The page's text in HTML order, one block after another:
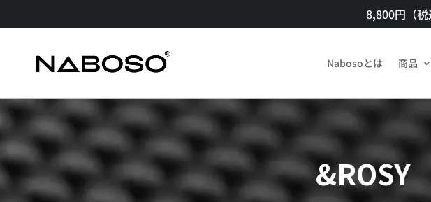
8,800円（
Nabosoとは 商品​